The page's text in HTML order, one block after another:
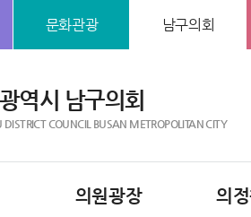
문화관광 남구의회
역시 남구의회
COUNCIL BUSAN METROPOLITAN CITY
의원광장 의